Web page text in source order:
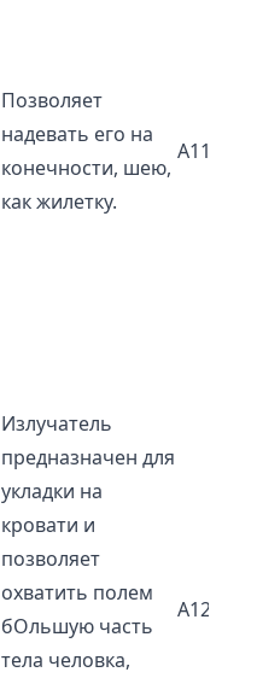
Позволяет
надевать его на
конечности, шею,
как жилетку.
A11P
Излучатель
предназначен для
укладки на
кровати и
позволяет
охватить полем
бОльшую часть
тела человка,
A12PM